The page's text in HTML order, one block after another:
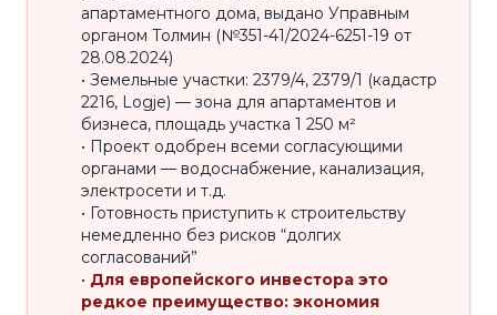
апартаментного дома, выдано Управным
органом Толмин (№351-41/2024-6251-19 от
28.08.2024)
• Земельные участки: 2379/4, 2379/1 (кадастр
2216, Logje) — зона для апартаментов и
бизнеса, площадь участка 1 250 м²
• Проект одобрен всеми согласующими
органами — водоснабжение, канализация,
электросети и т.д.
• Готовность приступить к строительству
немедленно без рисков “долгих
согласований”
• Для европейского инвестора это
редкое преимущество: экономия